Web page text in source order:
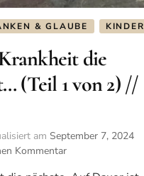
& GLAUBE KINDER
die
(Teil 1 von 2) //
am September 7, 2024
Kommentarzu